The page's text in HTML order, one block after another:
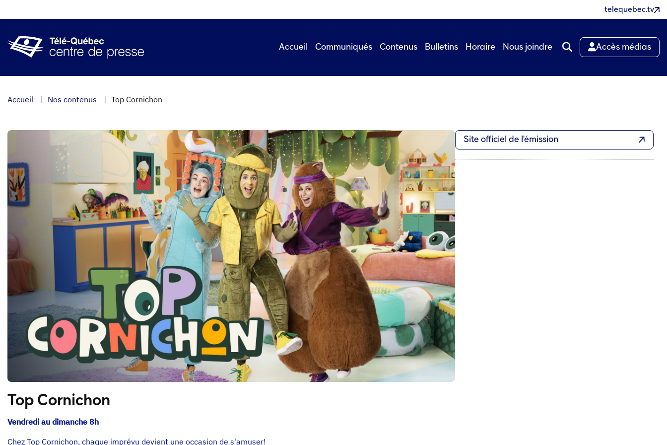
au
principal
telequebec.tv
Accueil Communiqués Contenus Bulletins Horaire Nous joindre Accès médias
Accueil Nos contenus Top Cornichon
Top Cornichon
Vendredi au dimanche 8h
Chez Top Cornichon, chaque imprévu devient une occasion de s'amuser!
Site officiel de l'émission